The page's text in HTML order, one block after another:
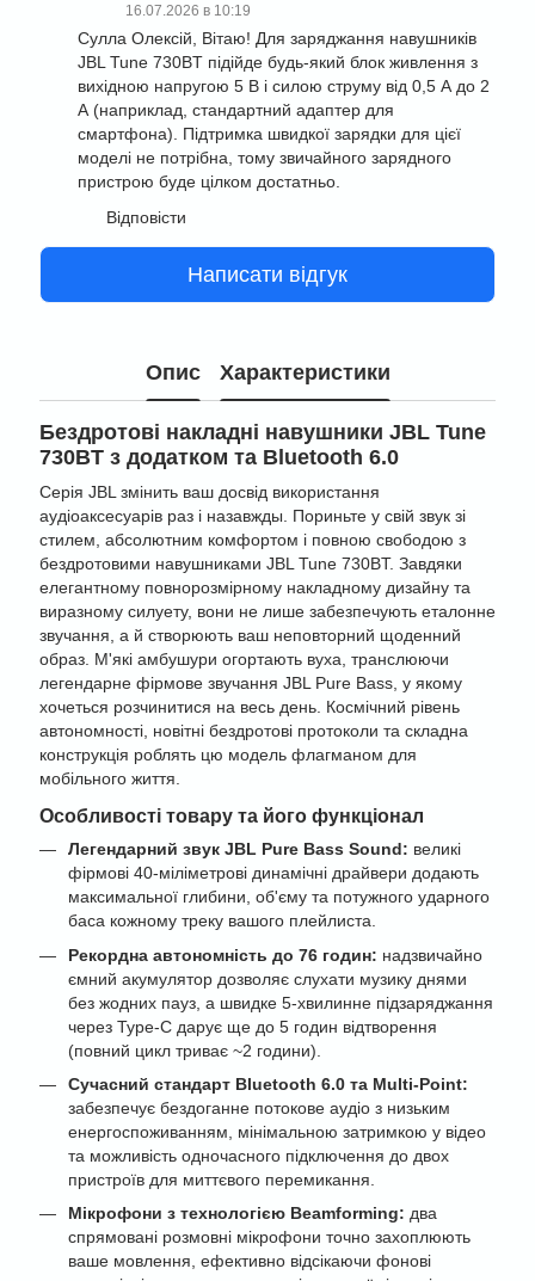
16.07.2026 в 10:19
Сулла Олексій, Вітаю! Для заряджання навушників
JBL Tune 730BT підійде будь-який блок живлення з
вихідною напругою 5 В і силою струму від 0,5 А до 2
А (наприклад, стандартний адаптер для
смартфона). Підтримка швидкої зарядки для цієї
моделі не потрібна, тому звичайного зарядного
пристрою буде цілком достатньо.
Відповісти
Написати відгук
Опис Характеристики
Бездротові накладні навушники JBL Tune
730BT з додатком та Bluetooth 6.0
Серія JBL змінить ваш досвід використання
аудіоаксесуарів раз і назавжды. Пориньте у свій звук зі
стилем, абсолютним комфортом і повною свободою з
бездротовими навушниками JBL Tune 730BT. Завдяки
елегантному повнорозмірному накладному дизайну та
виразному силуету, вони не лише забезпечують еталонне
звучання, а й створюють ваш неповторний щоденний
образ. М'які амбушури огортають вуха, транслюючи
легендарне фірмове звучання JBL Pure Bass, у якому
хочеться розчинитися на весь день. Космічний рівень
автономності, новітні бездротові протоколи та складна
конструкція роблять цю модель флагманом для
мобільного життя.
Особливості товару та його функціонал
Легендарний звук JBL Pure Bass Sound: великі
фірмові 40-міліметрові динамічні драйвери додають
максимальної глибини, об'єму та потужного ударного
баса кожному треку вашого плейлиста.
Рекордна автономність до 76 годин: надзвичайно
ємний акумулятор дозволяє слухати музику днями
без жодних пауз, а швидке 5-хвилинне підзаряджання
через Type-C дарує ще до 5 годин відтворення
(повний цикл триває ~2 години).
Сучасний стандарт Bluetooth 6.0 та Multi-Point:
забезпечує бездоганне потокове аудіо з низьким
енергоспоживанням, мінімальною затримкою у відео
та можливість одночасного підключення до двох
пристроїв для миттєвого перемикання.
Мікрофони з технологією Beamforming: два
спрямовані розмовні мікрофони точно захоплюють
ваше мовлення, ефективно відсікаючи фонові